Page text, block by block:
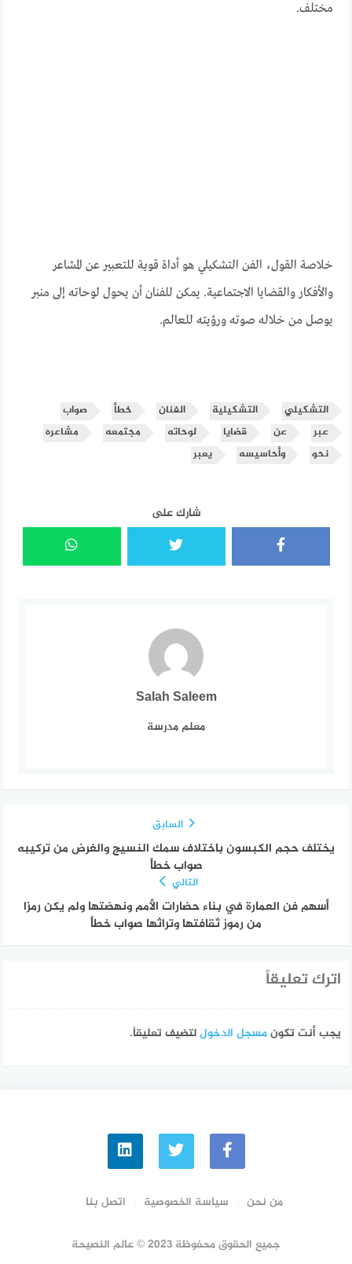
مختلف.
خلاصة القول، الفن التشكيلي هو أداة قوية للتعبير عن المشاعر
والأفكار والقضايا الاجتماعية. يمكن للفنان أن يحول لوحاته إلى منبر
يوصل من خلاله صوته ورؤيته للعالم.
التشكيلي التشكيلية الفنان خطأ
صواب
عبر
عن قضايا لوحاته مجتمعه
مشاعره
نحو
وأحاسيسه يعبر
شارك على
Salah Saleem
معلم مدرسة
السابق
يختلف حجم الكبسون باختلاف سمك النسيج والغرض من تركيبه
صواب خطأ
التالي
أسهم فن العمارة في بناء حضارات الأمم ونهضتها ولم يكن رمزا
من رموز ثقافتها وتراثها صواب خطأ
اترك تعليقاً
يجب أنت تكونمسجل الدخوللتضيف تعليقاً.
من نحن سياسة الخصوصية اتصل بنا
جميع الحقوق محفوظة 2023 © عالم النصيحة